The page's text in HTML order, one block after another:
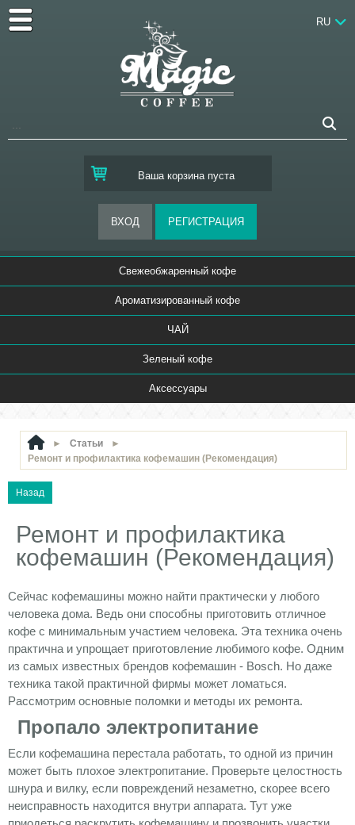
Ваша корзина пуста
RU
Свежеобжаренный кофе
Ароматизированный кофе
ЧАЙ
Зеленый кофе
Аксессуары
► Статьи
►
Ремонт и профилактика кофемашин (Рекомендация)
Ремонт и профилактика
кофемашин (Рекомендация)
Сейчас кофемашины можно найти практически у любого
человека дома. Ведь они способны приготовить отличное
кофе с минимальным участием человека. Эта техника очень
практична и упрощает приготовление любимого кофе. Одним
из самых известных брендов кофемашин - Bosch. Но даже
техника такой практичной фирмы может ломаться.
Рассмотрим основные поломки и методы их ремонта.
Пропало электропитание
Если кофемашина перестала работать, то одной из причин
может быть плохое электропитание. Проверьте целостность
шнура и вилку, если повреждений незаметно, скорее всего
неисправность находится внутри аппарата. Тут уже